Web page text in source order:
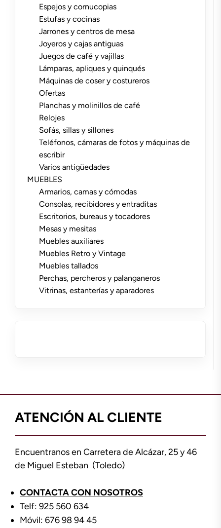
Espejos y cornucopias
Estufas y cocinas
Jarrones y centros de mesa
Joyeros y cajas antiguas
Juegos de café y vajillas
Lámparas, apliques y quinqués
Máquinas de coser y costureros
Ofertas
Planchas y molinillos de café
Relojes
Sofás, sillas y sillones
Teléfonos, cámaras de fotos y máquinas de
escribir
Varios antigüedades
MUEBLES
Armarios, camas y cómodas
Consolas, recibidores y entraditas
Escritorios, bureaus y tocadores
Mesas y mesitas
Muebles auxiliares
Muebles Retro y Vintage
Muebles tallados
Perchas, percheros y palanganeros
Vitrinas, estanterías y aparadores
ATENCIÓN AL CLIENTE
Encuentranos en Carretera de Alcázar, 25 y 46
de Miguel Esteban (Toledo)
CONTACTA CON NOSOTROS
Telf: 925 560 634
Móvil: 676 98 94 45